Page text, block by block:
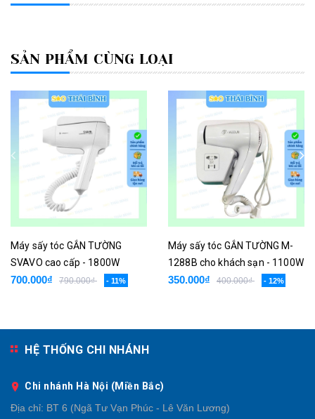
SẢN PHẨM CÙNG LOẠI
Máy sấy tóc GẮN TƯỜNG
SVAVO cao cấp - 1800W
700.000₫ 790.000₫ - 11%
Máy sấy tóc GẮN TƯỜNG M-
1288B cho khách sạn - 1100W
350.000₫ 400.000₫ - 12%
HỆ THỐNG CHI NHÁNH
Chi nhánh Hà Nội (Miền Bắc)
Địa chỉ: BT 6 (Ngã Tư Vạn Phúc - Lê Văn Lương)